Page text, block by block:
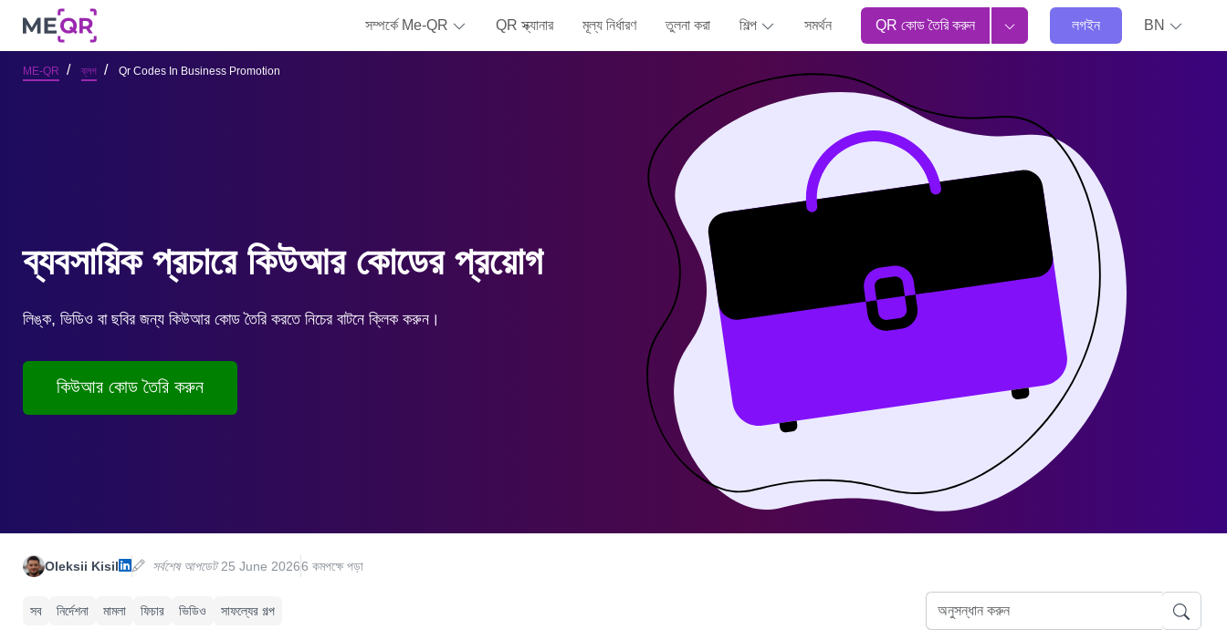
সম্পর্কে Me-QR QR স্ক্যানার মূল্য নির্ধারণ তুলনা করা শিল্প সমর্থন QR কোড তৈরি করুন লগইন BN
ME-QR ব্লগ Qr Codes In Business Promotion
ব্যবসায়িক প্রচারে কিউআর কোডের প্রয়োগ
লিঙ্ক, ভিডিও বা ছবির জন্য কিউআর কোড তৈরি করতে নিচের বাটনে ক্লিক করুন।
কিউআর কোড তৈরি করুন
Oleksii Kisil সর্বশেষ আপডেট25 June 20266 কমপক্ষে পড়া
সব নির্দেশনা মামলা ফিচার ভিডিও সাফল্যের গল্প